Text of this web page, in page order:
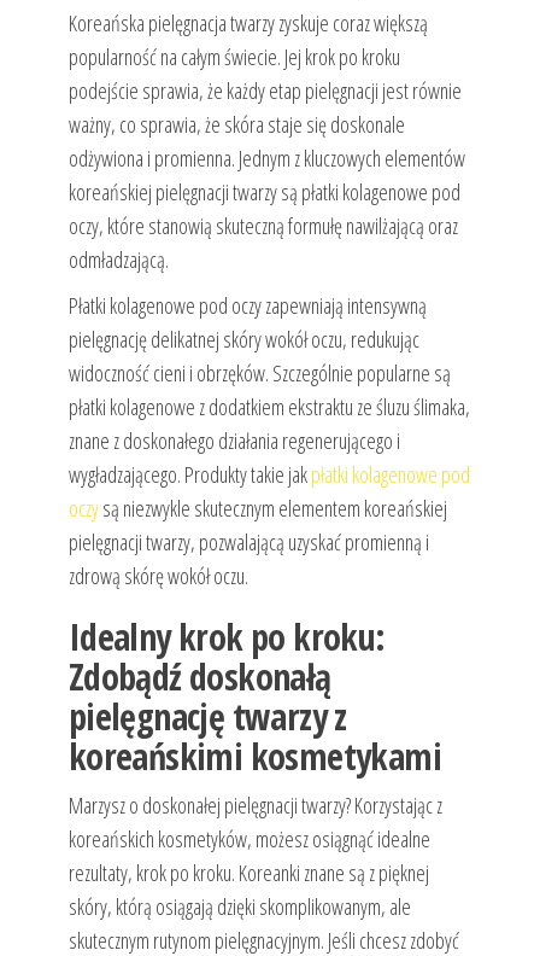
Koreańska pielęgnacja twarzy zyskuje coraz większą
popularność na całym świecie. Jej krok po kroku
podejście sprawia, że każdy etap pielęgnacji jest równie
ważny, co sprawia, że skóra staje się doskonale
odżywiona i promienna. Jednym z kluczowych elementów
koreańskiej pielęgnacji twarzy są płatki kolagenowe pod
oczy, które stanowią skuteczną formułę nawilżającą oraz
odmładzającą.
Płatki kolagenowe pod oczy zapewniają intensywną
pielęgnację delikatnej skóry wokół oczu, redukując
widoczność cieni i obrzęków. Szczególnie popularne są
płatki kolagenowe z dodatkiem ekstraktu ze śluzu ślimaka,
znane z doskonałego działania regenerującego i
wygładzającego. Produkty takie jakpłatki kolagenowe pod
oczysą niezwykle skutecznym elementem koreańskiej
pielęgnacji twarzy, pozwalającą uzyskać promienną i
zdrową skórę wokół oczu.
Idealny krok po kroku:
Zdobądź doskonałą
pielęgnację twarzy z
koreańskimi kosmetykami
Marzysz o doskonałej pielęgnacji twarzy? Korzystając z
koreańskich kosmetyków, możesz osiągnąć idealne
rezultaty, krok po kroku. Koreanki znane są z pięknej
skóry, którą osiągają dzięki skomplikowanym, ale
skutecznym rutynom pielęgnacyjnym. Jeśli chcesz zdobyć